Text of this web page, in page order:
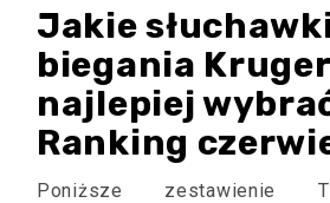
Jakie
biegania
najlepiej
Ranking
Poniższe zestawienie